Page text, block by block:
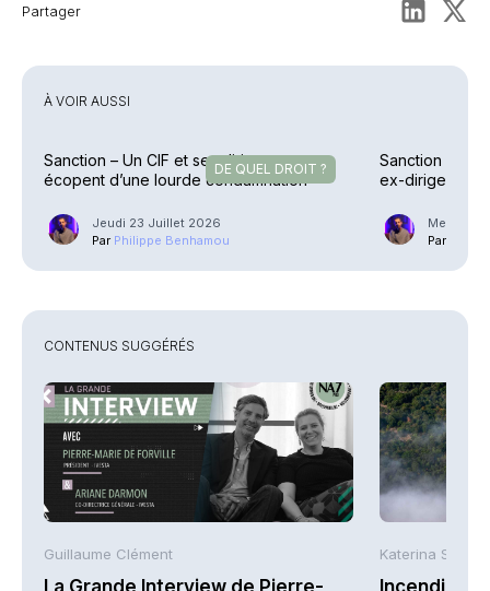
Partager
À VOIR AUSSI
DE QUEL DROIT ?
Sanction – Un CIF et ses dirigeants
écopent d’une lourde condamnation
Jeudi 23 Juillet 2026
Par Philippe Benhamou
Sanction –
ex-dirigeants
Mercredi
Par
CONTENUS SUGGÉRÉS
Guillaume Clément Katerina